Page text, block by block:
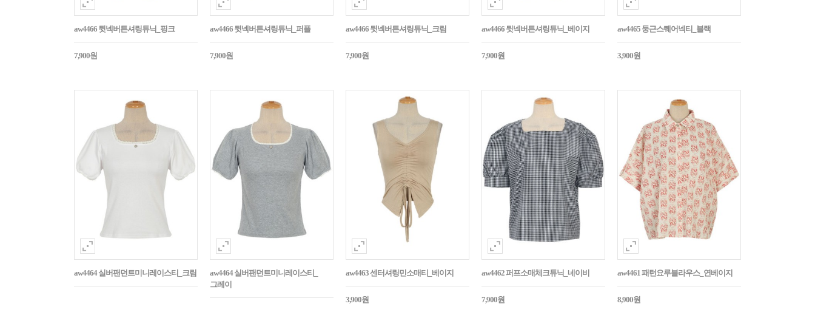
aw4466 뒷넥버튼셔링튜닉_핑크
7,900원
aw4466 뒷넥버튼셔링튜닉_퍼플
7,900원
aw4466 뒷넥버튼셔링튜닉_크림
7,900원
aw4466 뒷넥버튼셔링튜닉_베이지
7,900원
aw4465 둥근스퀘어넥티_블랙
3,900원
aw4464 실버팬던트미니레이스티_크림
aw4464 실버팬던트미니레이스티_
그레이
aw4463 센터셔링민소매티_베이지
3,900원
aw4462 퍼프소매체크튜닉_네이비
7,900원
aw4461 패턴요루블라우스_연베이지
8,900원